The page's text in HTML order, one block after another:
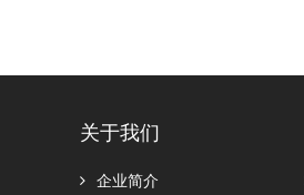
关于我们
企业简介